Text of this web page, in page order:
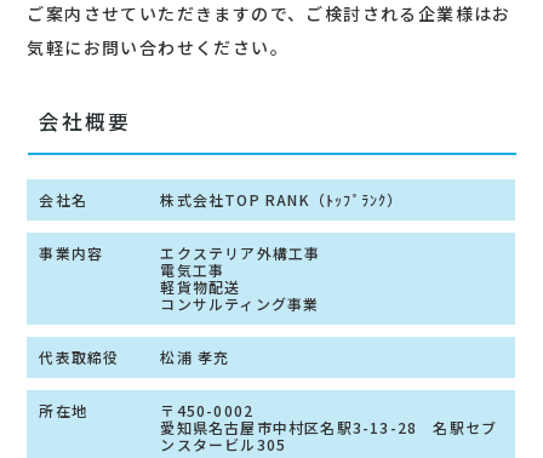
ご案内させていただきますので、ご検討される企業様はお
気軽にお問い合わせください。
会社概要
会社名 株式会社TOP RANK（ﾄｯﾌﾟﾗﾝｸ）
事業内容
エクステリア外構工事
電気工事
軽貨物配送
コンサルティング事業
代表取締役 松浦 孝充
所在地
〒450-0002
愛知県名古屋市中村区名駅3-13-28 名駅セブ
ンスタービル305